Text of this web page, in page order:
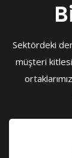
Sektördeki
müşteri